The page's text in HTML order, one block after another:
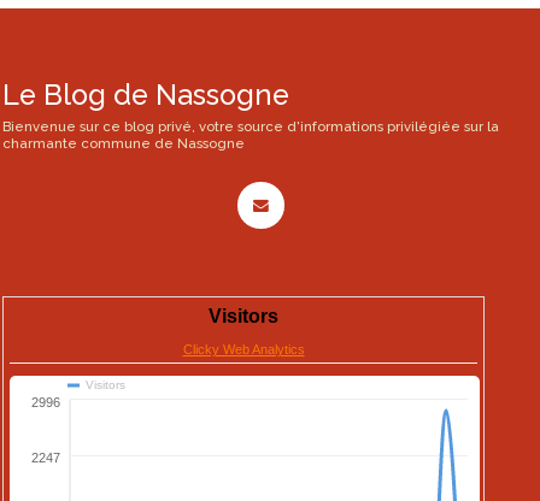
Le Blog de Nassogne
Bienvenue sur ce blog privé, votre source d'informations privilégiée sur la
charmante commune de Nassogne